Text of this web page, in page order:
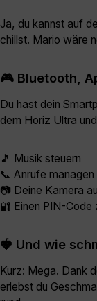
Ja, du kannst auf
chillst. Mario wäre
🎮 Bluetooth,
Du hast dein
dem Horiz Ultra
🎵 Musik steuern
📞 Anrufe managen
📷 Deine Kamera
🔐 Einen PIN-
🍓 Und wie
Kurz: Mega. Dank
erlebst du